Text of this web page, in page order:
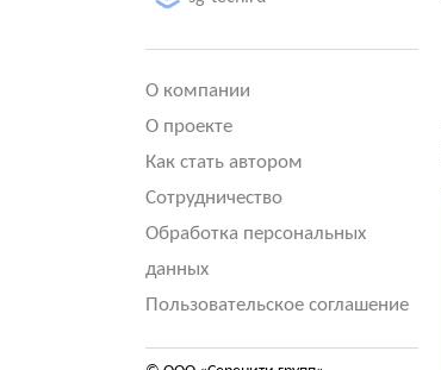
О компании
О проекте
Как стать автором
Сотрудничество
Обработка персональных
данных
Пользовательское соглашение